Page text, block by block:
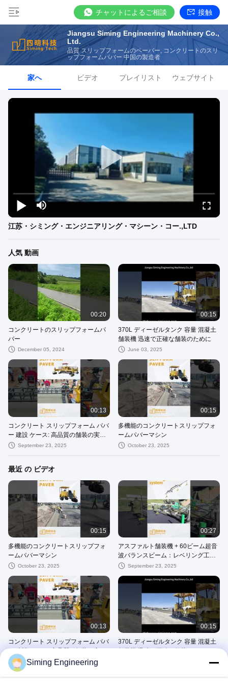
チャットによるご相談 接触
Jiangsu Siming Engineering Machinery Co.,
Ltd.
品質 スリップフォームのペーバー, コンクリートのスリ
ップフォームパバー 中国の製造者
家へ ビデオ プレイリスト ウェブサイト
江苏・シミング・エンジニアリング・マシーン・コー.,LTD
人気 動画
00:20
コンクリートのスリップフォームパ
バー
December 05, 2024
00:15
370L ディーゼルタンク 容量 混凝土
舗装機 迅速で正確な舗装のために
June 03, 2025
00:13
コンクリート スリップフォーム パバ
ー 建設 ケース: 高品質の舗装の実際
の記録September 23, 2025
00:15
多機能のコンクリートスリップフォ
ームパバーマシン
October 23, 2025
最近 の ビデオ
00:15
多機能のコンクリートスリップフォ
ームパバーマシン
October 23, 2025
00:27
アスファルト舗装機 + 60ビーム超音
波バランスビーム：レベリング工事
事例記録
September 23, 2025
00:13
コンクリート スリップフォーム パバ
ー 建設 ケース: 高品質の舗装の実際
の記録September 23, 2025
00:15
370L ディーゼルタンク 容量 混凝土
Siming Engineering